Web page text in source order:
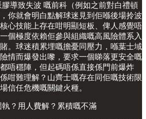
導致失波 嘅前科（例如之前對白禮頓
你就會明白點解球迷見到佢喺後場拎波
心技能上存在咁明顯短板、俾人感覺唔
個極度依賴佢參與組織嘅高風險體系入
。球迷積累埋嘅擔憂同壓力，喺葉士域
情而爆發出嚟，要求一個睇落更安全嘅
唔穩陣，但起碼唔係直接係門前爆炸
咁難理解？山齊士嘅存在同佢嘅技術限
信任危機嘅關鍵火種。
？用人費解？累積嘅不滿